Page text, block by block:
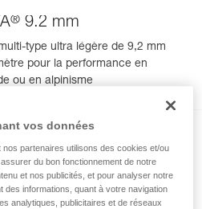
® 9.2 mm
type ultra légère de 9,2 mm
pour la performance en
ou en alpinisme
simple légère et durable de 9,5
diamètre avec traitement Duratec
l'escalade et l'alpinisme
vos données
partenaires utilisons des cookies et/ou
du bon fonctionnement de notre
et nos publicités, et pour analyser notre
des informations, quant à votre navigation
analytiques, publicitaires et de réseaux